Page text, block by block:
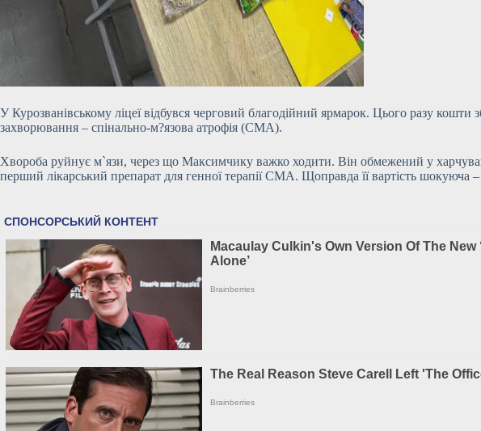
У Курозванівському ліцеї відбувся черговий благодійний ярмарок. Цього разу
захворювання – спінально-м?язова атрофія (СМА).
Хвороба руйнує м`язи, через що Максимчику важко ходити. Він обмежений у
перший лікарський препарат для генної терапії СМА. Щоправда її вартість шокуюча